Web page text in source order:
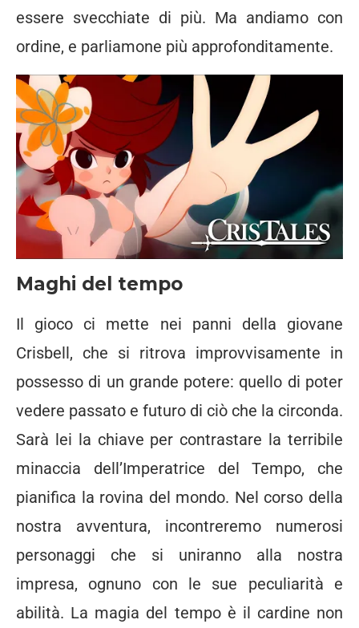
essere svecchiate di più. Ma andiamo con
ordine, e parliamone più approfonditamente.
Maghi del tempo
Il gioco ci mette nei panni della giovane
Crisbell, che si ritrova improvvisamente in
possesso di un grande potere: quello di poter
vedere passato e futuro di ciò che la circonda.
Sarà lei la chiave per contrastare la terribile
minaccia dell’Imperatrice del Tempo, che
pianifica la rovina del mondo. Nel corso della
nostra avventura, incontreremo numerosi
personaggi che si uniranno alla nostra
impresa, ognuno con le sue peculiarità e
abilità. La magia del tempo è il cardine non